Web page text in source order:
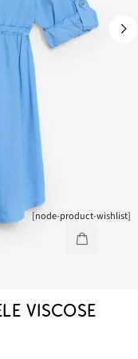
[node-product-wishlist]
VISCOSE